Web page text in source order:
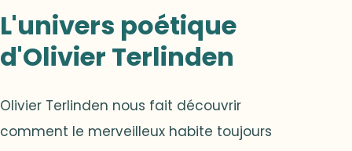
L'univers poétique
d'Olivier Terlinden
Olivier Terlinden nous fait découvrir
comment le merveilleux habite toujours